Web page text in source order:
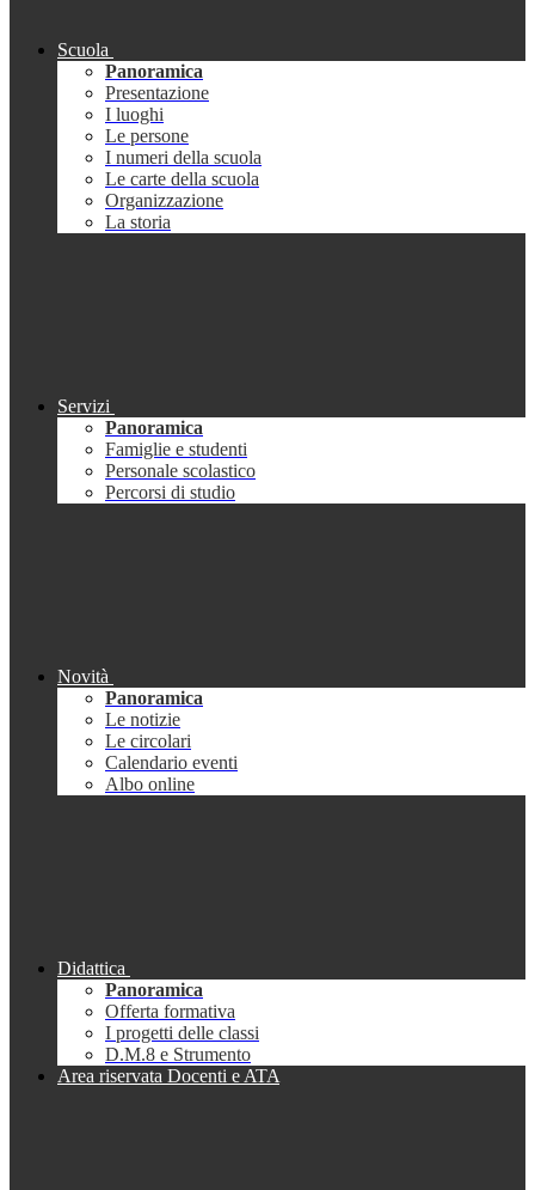
Scuola
Panoramica
Presentazione
I luoghi
Le persone
I numeri della scuola
Le carte della scuola
Organizzazione
La storia
Servizi
Panoramica
Famiglie e studenti
Personale scolastico
Percorsi di studio
Novità
Panoramica
Le notizie
Le circolari
Calendario eventi
Albo online
Didattica
Panoramica
Offerta formativa
I progetti delle classi
D.M.8 e Strumento
Area riservata Docenti e ATA